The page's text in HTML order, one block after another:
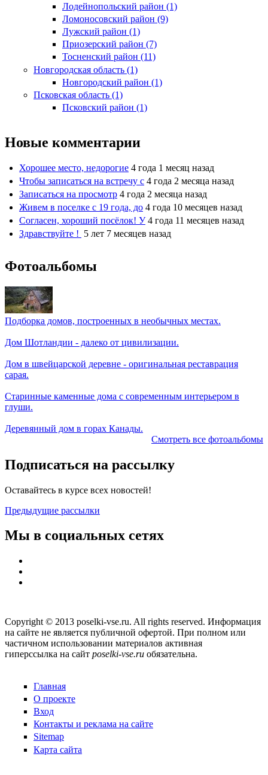
Лодейнопольский район (1)
Ломоносовский район (9)
Лужский район (1)
Приозерский район (7)
Тосненский район (11)
Новгородская область (1)
Новгородский район (1)
Псковская область (1)
Псковский район (1)
Новые комментарии
Хорошее место, недорогие 4 года 1 месяц назад
Чтобы записаться на встречу с 4 года 2 месяца назад
Записаться на просмотр 4 года 2 месяца назад
Живем в поселке с 19 года, до 4 года 10 месяцев назад
Согласен, хороший посёлок! У 4 года 11 месяцев назад
Здравствуйте ! 5 лет 7 месяцев назад
Фотоальбомы
Подборка домов, построенных в необычных местах.
Дом Шотландии - далеко от цивилизации.
Дом в швейцарской деревне - оригинальная реставрация
сарая.
Старинные каменные дома с современным интерьером в
глуши.
Деревянный дом в горах Канады.
Смотреть все фотоальбомы
Подписаться на рассылку
Оставайтесь в курсе всех новостей!
Предыдущие рассылки
Мы в социальных сетях
Copyright © 2013 poselki-vse.ru. All rights reserved. Информация
на сайте не является публичной офертой. При полном или
частичном использовании материалов активная
гиперссылка на сайт poselki-vse.ru​ обязательна.
Главная
О проекте
Вход
Контакты и реклама на сайте
Sitemap
Карта сайта